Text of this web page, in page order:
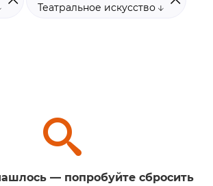
Театральное искусство
— попробуйте сбросить